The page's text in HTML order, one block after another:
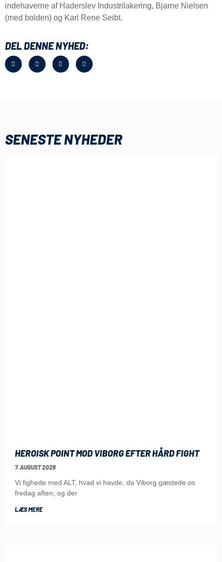
indehaverne af Haderslev Industrilakering, Bjarne Nielsen
(med bolden) og Karl Rene Seibt.
DEL DENNE NYHED:
SENESTE NYHEDER
HEROISK POINT MOD VIBORG EFTER HÅRD FIGHT
7. AUGUST 2026
Vi fighede med ALT, hvad vi havde, da Viborg gæstede os
fredag aften, og der
LÆS MERE